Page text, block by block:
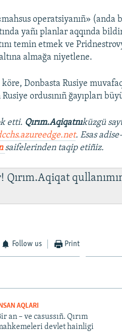
operatsiyanıñ» (anda
yañı planlar aqqında
temin etmek ve
almağa niyetlene.
Donbasta Rusiye
ordusınıñ ğayıpları
etti. Qırım.Aqiqatnıküzgü
. Esas
saifelerinden taqip etiñiz.
Follow us Print
İNSAN AQLARI
an – ve casussıñ. Qırım
devlet hainligi